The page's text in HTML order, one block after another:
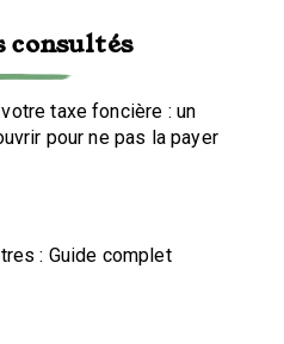
consultés
taxe foncière : un
pour ne pas la payer
: Guide complet